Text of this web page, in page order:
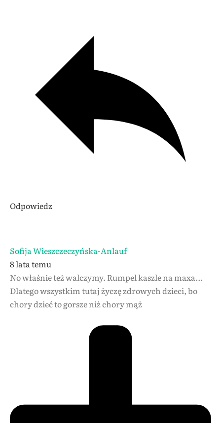
Odpowiedz
Sofija Wieszczeczyńska-Anlauf
8 lata temu
No właśnie też walczymy. Rumpel kaszle na maxa…
Dlatego wszystkim tutaj życzę zdrowych dzieci, bo
chory dzieć to gorsze niż chory mąż